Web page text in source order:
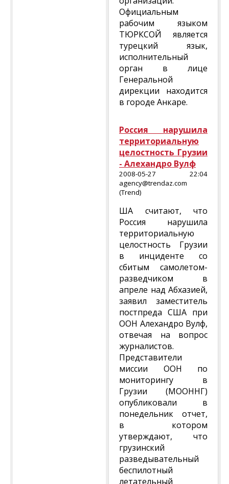
Официальным
рабочим языком
ТЮРКСОЙ является
турецкий язык,
исполнительный
орган в лице
Генеральной
дирекции находится
в городе Анкаре.
Россия нарушила
территориальную
целостность Грузии
- Алехандро Вулф
2008-05-27 22:04
agency@trendaz.com
(Trend)
ША считают, что
Россия нарушила
территориальную
целостность Грузии
в инциденте со
сбитым самолетом-
разведчиком в
апреле над Абхазией,
заявил заместитель
постпреда США при
ООН Алехандро Вулф,
отвечая на вопрос
журналистов.
Представители
миссии ООН по
мониторингу в
Грузии (МООННГ)
опубликовали в
понедельник отчет,
в котором
утверждают, что
грузинский
разведывательный
беспилотный
летательный